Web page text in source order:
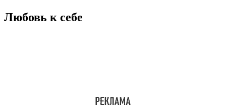
Любовь к себе